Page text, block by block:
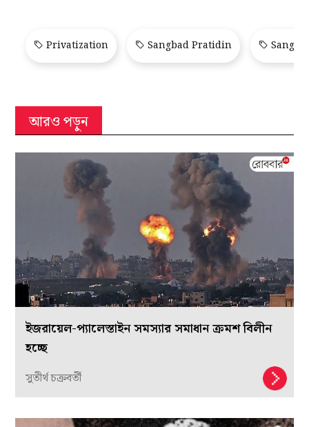
Privatization Sangbad Pratidin
আরও পড়ুন
ইজরায়েল-প্যালেস্তাইন সমস্যার সমাধান ক্রমশ বিলীন
হচ্ছে
সুতীর্থ চক্রবর্তী